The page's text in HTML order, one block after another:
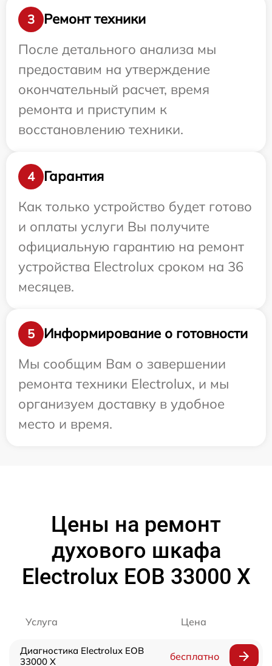
3
Ремонт техники
После детального анализа мы
предоставим на утверждение
окончательный расчет, время
ремонта и приступим к
восстановлению техники.
4
Гарантия
Как только устройство будет готово
и оплаты услуги Вы получите
официальную гарантию на ремонт
устройства Electrolux сроком на 36
месяцев.
5
Информирование о готовности
Мы сообщим Вам о завершении
ремонта техники Electrolux, и мы
организуем доставку в удобное
место и время.
Цены на ремонт
духового шкафа
Electrolux EOB 33000 X
Услуга Цена
Диагностика Electrolux EOB
33000 X
бесплатно